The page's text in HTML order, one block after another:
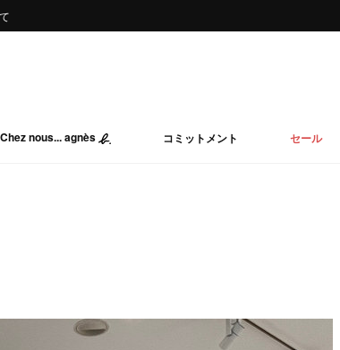
Chez nous... agnès コミットメント セール